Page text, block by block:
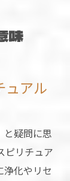
味
ュアル
と疑問に思
ピリチュア
浄化やリセ